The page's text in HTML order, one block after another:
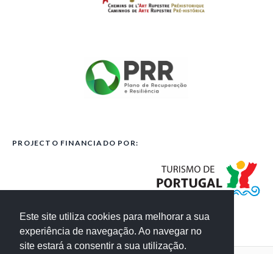
Este site utiliza cookies para melhorar a sua
experiência de navegação. Ao navegar no
site estará a consentir a sua utilização.
PROJECTO FINANCIADO POR: